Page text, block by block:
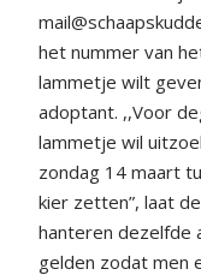
het nummer van
lammetje wilt
adoptant. ,,Voor
lammetje wil
zondag 14 maart
kier zetten”, laat
hanteren dezelfde
gelden zodat men